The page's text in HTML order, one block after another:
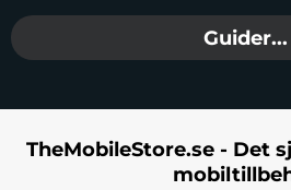
Guider...
TheMobileStore.se - Det